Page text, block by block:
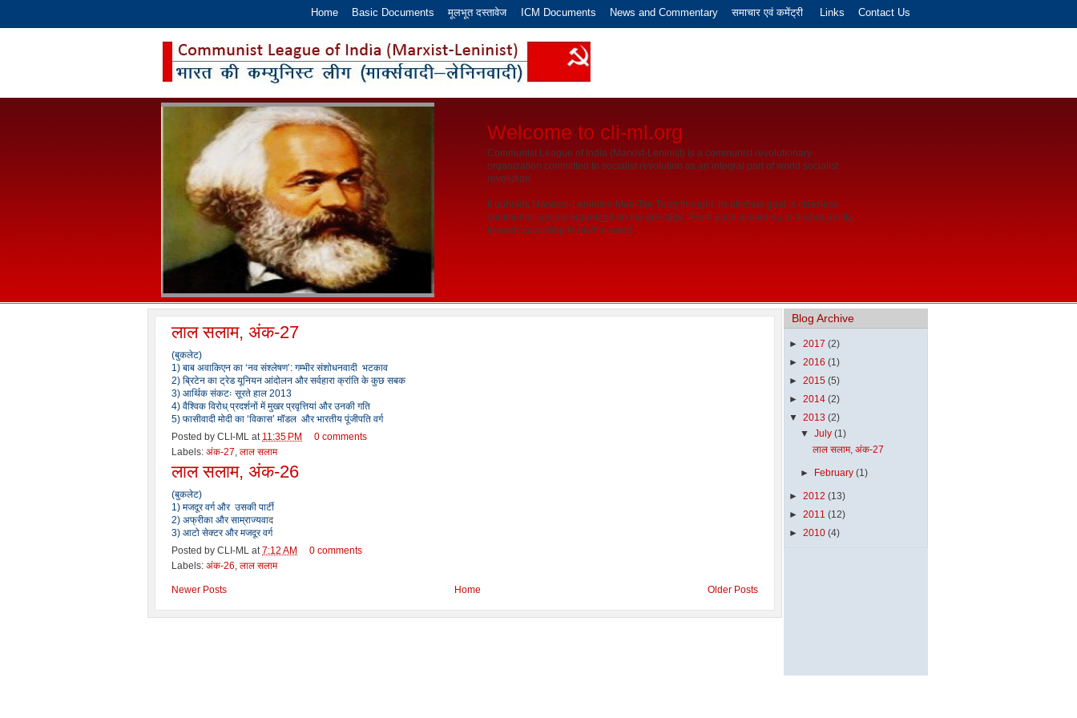
Home Basic Documents मूलभूत दस्तावेज ICM Documents News and Commentary समाचार एवं कमेंट्री Links Contact Us
Welcome to cli-ml.org
Communist League of India (Marxist-Leninist) is a communist revolutionary
organization committed to socialist revolution as an integral part of world socialist
revolution.
It upholds Marxism-Leninism-Mao-Tse Tung thought. Its ultimate goal is classless
communist society organized on the principle: 'From each according to his/her ability,
to each according to his/her need.'
लाल सलाम, अंक-27
(बुकलेट)
1) बाब अवाकिएन का ‘नव संश्लेषण’: गम्भीर संशोधनवादी भटकाव
2) ब्रिटेन का ट्रेड यूनियन आंदोलन और सर्वहारा क्रांति के कुछ सबक
3) आर्थिक संकटः सूरते हाल 2013
4) वैश्विक विरोध् प्रदर्शनों में मुखर प्रवृत्तियां और उनकी गति
5) फासीवादी मोदी का ‘विकास’ मॉडल और भारतीय पूंजीपति वर्ग
Posted by CLI-ML at 11:35 PM
0 comments
Labels: अंक-27, लाल सलाम
लाल सलाम, अंक-26
(बुकलेट)
1) मजदूर वर्ग और उसकी पार्टी
2) अफ्रीका और साम्राज्यवाद
3) आटो सेक्टर और मजदूर वर्ग
Posted by CLI-ML at7:12 AM
0 comments
Labels: अंक-26, लाल सलाम
Newer Posts Older Posts
Home
Blog Archive
► 2017 (2)
► 2016 (1)
► 2015 (5)
► 2014 (2)
▼ 2013 (2)
▼July(1)
लाल सलाम, अंक-27
► February(1)
► 2012 (13)
► 2011 (12)
► 2010 (4)